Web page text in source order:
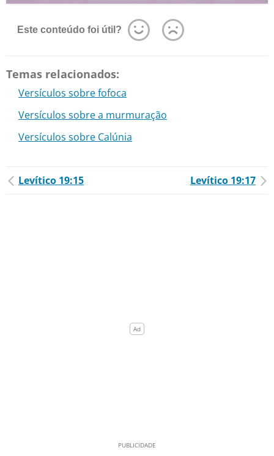
Este conteúdo foi útil?
Temas relacionados:
Versículos sobre fofoca
Versículos sobre a murmuração
Versículos sobre Calúnia
Levítico 19:15 Levítico 19:17